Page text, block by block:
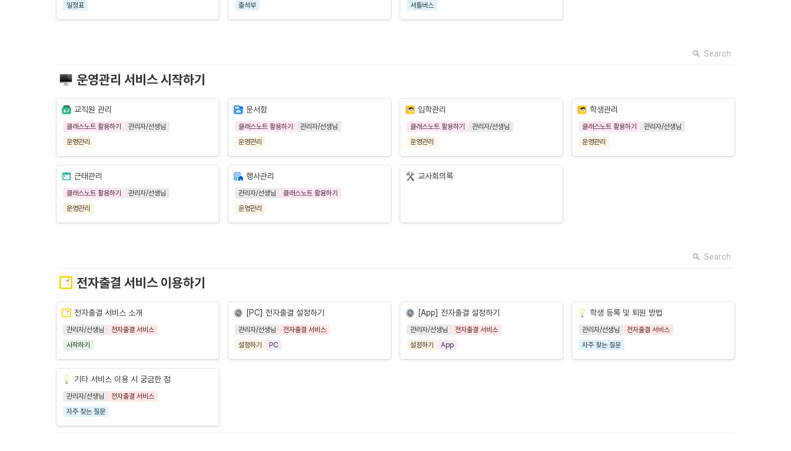
일정표
출석부
셔틀버스
Search
운영관리 서비스 시작하기
교직원 관리
클래스노트 활용하기
관리자/선생님
운영관리
문서함
클래스노트 활용하기
관리자/선생님
운영관리
입학관리
클래스노트 활용하기
관리자/선생님
운영관리
학생관리
클래스노트 활용하기
관리자/선생님
운영관리
근태관리
클래스노트 활용하기
관리자/선생님
운영관리
행사관리
관리자/선생님
클래스노트 활용하기
운영관리
교사회의록
Search
전자출결 서비스 이용하기
전자출결 서비스 소개
관리자/선생님
전자출결 서비스
시작하기
[PC] 전자출결 설정하기
관리자/선생님
전자출결 서비스
설정하기
PC
[App] 전자출결 설정하기
관리자/선생님
전자출결 서비스
설정하기
App
학생 등록 및 퇴원 방법
관리자/선생님
전자출결 서비스
자주 찾는 질문
기타 서비스 이용 시 궁금한 점
관리자/선생님
전자출결 서비스
자주 찾는 질문